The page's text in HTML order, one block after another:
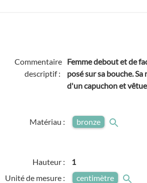
Commentaire
descriptif :
Femme debout et de
posé sur sa bouche.
d'un capuchon et
Matériau : bronze
Hauteur :
1
Unité de mesure :
centimètre